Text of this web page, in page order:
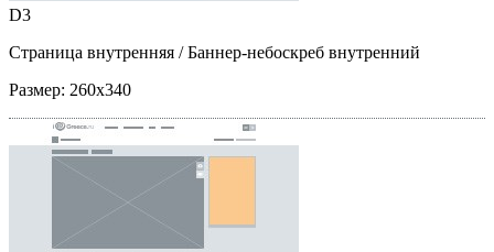
D3
Страница внутренняя / Баннер-небоскреб внутренний
Размер: 260x340